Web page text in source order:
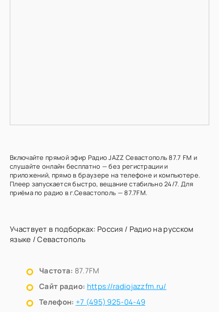
Включайте прямой эфир Радио JAZZ Севастополь 87.7 FM и
слушайте онлайн бесплатно — без регистрации и
приложений, прямо в браузере на телефоне и компьютере.
Плеер запускается быстро, вещание стабильно 24/7. Для
приёма по радио в г.Севастополь — 87.7FM.
Участвует в подборках: Россия / Радио на русском
языке /Севастополь
Частота: 87.7FM
Сайт радио: https://radiojazzfm.ru/
Телефон: +7 (495) 925-04-49